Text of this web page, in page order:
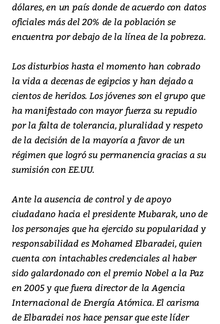
dólares, en un país donde de acuerdo con datos
oficiales más del 20% de la población se
encuentra por debajo de la línea de la pobreza.
Los disturbios hasta el momento han cobrado
la vida a decenas de egipcios y han dejado a
cientos de heridos. Los jóvenes son el grupo que
ha manifestado con mayor fuerza su repudio
por la falta de tolerancia, pluralidad y respeto
de la decisión de la mayoría a favor de un
régimen que logró su permanencia gracias a su
sumisión con EE.UU.
Ante la ausencia de control y de apoyo
ciudadano hacia el presidente Mubarak, uno de
los personajes que ha ejercido su popularidad y
responsabilidad es Mohamed Elbaradei, quien
cuenta con intachables credenciales al haber
sido galardonado con el premio Nobel a la Paz
en 2005 y que fuera director de la Agencia
Internacional de Energía Atómica. El carisma
de Elbaradei nos hace pensar que este líder